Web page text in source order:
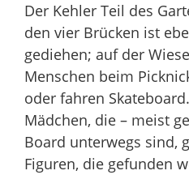
Der Kehler Teil des
den vier Brücken ist
gediehen; auf der
Menschen beim
oder fahren
Mädchen, die – meist
Board unterwegs sind,
Figuren, die gefunden